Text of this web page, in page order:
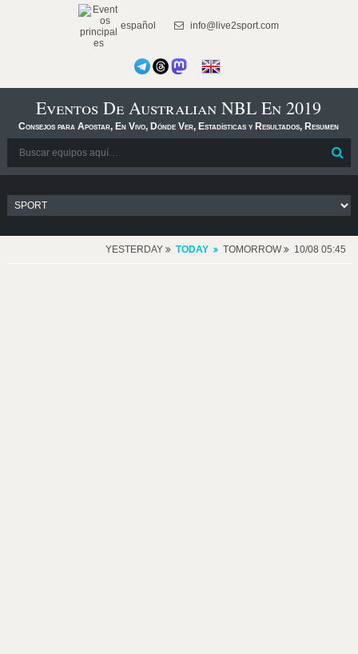
español info@live2sport.com
Eventos De Australian NBL En 2019
Consejos para Apostar, En Vivo, Dónde Ver, Estadísticas y Resultados, Resumen
YESTERDAY TODAY TOMORROW 10/08 05:45